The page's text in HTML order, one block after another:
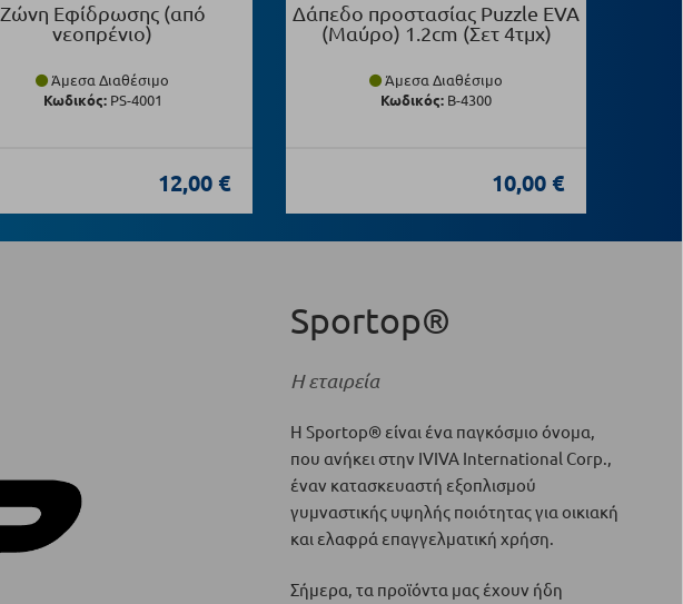
Ζώνη Εφίδρωσης (από
νεοπρένιο)
Άμεσα Διαθέσιμο
Κωδικός:PS-4001
12,00 €
Δάπεδο προστασίας Puzzle EVA
(Μαύρο) 1.2cm (Σετ 4τμχ)
Άμεσα Διαθέσιμο
Κωδικός: Β-4300
10,00 €
Sportop®
Η εταιρεία
H Sportop® είναι ένα παγκόσμιο όνομα,
που ανήκει στην IVIVA International Corp.,
έναν κατασκευαστή εξοπλισμού
γυμναστικής υψηλής ποιότητας για οικιακή
και ελαφρά επαγγελματική χρήση.
Σήμερα, τα προϊόντα μας έχουν ήδη